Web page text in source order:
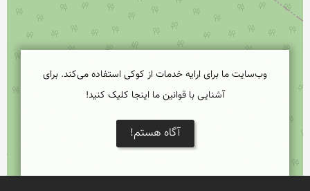
وب‌سایت ما برای ارایه خدمات از کوکی استفاده می‌کند. برای
آشنایی با قوانین ما اینجا کلیک کنید!
آگاه هستم!